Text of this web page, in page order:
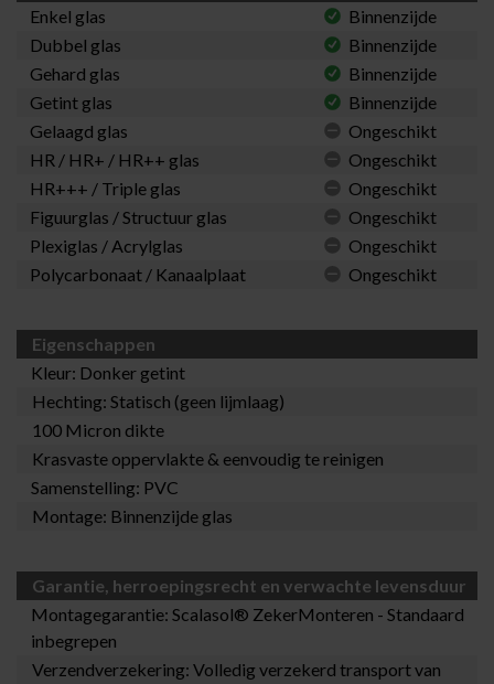
Enkel glas
Binnenzijde
Dubbel glas
Binnenzijde
Gehard glas
Binnenzijde
Getint glas
Binnenzijde
Gelaagd glas
Ongeschikt
HR / HR+ / HR++ glas
Ongeschikt
HR+++ / Triple glas
Ongeschikt
Figuurglas / Structuur glas
Ongeschikt
Plexiglas / Acrylglas
Ongeschikt
Polycarbonaat / Kanaalplaat
Ongeschikt
Eigenschappen
Kleur: Donker getint
Hechting: Statisch (geen lijmlaag)
100 Micron dikte
Krasvaste oppervlakte & eenvoudig te reinigen
Samenstelling: PVC
Montage: Binnenzijde glas
Garantie, herroepingsrecht en verwachte levensduur
Montagegarantie: Scalasol® ZekerMonteren - Standaard
inbegrepen
Verzendverzekering: Volledig verzekerd transport van